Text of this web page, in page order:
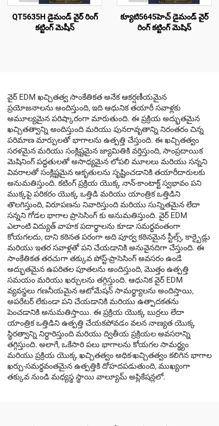
QT5635H డైమండ్ వైర్ రింగ్
కట్టింగ్ మెషీన్
క్యూటి5645హెచ్ డైమండ్ వైర్
రింగ్ కట్టింగ్ మెషిన్
వైర్ EDM ఖచ్చితత్వ సాంకేతికత అనేక ఆకర్షణీయమైన
ప్రయోజనాలను అందిస్తుంది, ఇది ఆధునిక తయారీ సవాళ్లకు
అమూల్యమైన పరిష్కారంగా మారుతుంది. ఈ ప్రక్రియ అద్భుతమైన
ఖచ్చితత్వాన్ని అందిస్తుంది మరియు పునరావృతాన్ని నిరంతరం చిన్న
పరిమాణ మార్పులతో భాగాలను ఉత్పత్తి చేస్తుంది. ఈ ఖచ్చితత్వం
సరళమైన మరియు సంక్లిష్టమైన జ్యామితికి వర్తిస్తుంది, సాంప్రదాయిక
మెషినింగ్ పద్ధతులతో అసాధ్యమైన లోపలి మూలలు మరియు సన్నని
వివరాలతో సంక్లిష్టమైన ఆకృతులను సృష్టించడానికి తయారీదారులకు
అనుమతిస్తుంది. కటింగ్ ప్రక్రియ యొక్క నాన్-కాంటాక్ట్ స్వభావం పని
ముక్కపై పరికరం యొక్క ఒత్తిడి మరియు యాంత్రిక ఒత్తిడిని
తొలగిస్తుంది, విరూపణను నివారిస్తుంది మరియు సున్నితమైన లేదా
సన్నని గోడల భాగాల ప్రాసెసింగ్ కు అనుమతిస్తుంది. వైర్ EDM
ఎలాంటి విద్యుత్ వాహక పదార్థాలను కూడా సమర్థవంతంగా
కోయగలదు, దాని కఠినత పరంగా అది పూర్వ కఠినమైన స్టీల్స్, కార్బైడ్లు
మరియు ఇతర సవాళ్లతో పని చేయడానికి అనువైనదిగా చేస్తుంది. ఈ
సాంకేతికత తరచుగా తక్కువ పోస్ట్-ప్రాసెసింగ్ అవసరం ఉండే
అద్భుతమైన ఉపరితల పూతలను అందిస్తుంది, మొత్తం ఉత్పత్తి
సమయం మరియు ఖర్చులను తగ్గిస్తుంది. ఆధునిక వైర్ EDM
వ్యవస్థలు గణనీయమైన ఆటోమేషన్ సామర్థ్యాలను అందిస్తాయి,
అపరేటర్ లేకుండా పని చేయడానికి మరియు ఉత్పాదకతను
పెంచడానికి అనుమతిస్తాయి. ఈ ప్రక్రియ యొక్క బుర్రలు లేదా
యాంత్రిక ఒత్తిడిని ఉత్పత్తి చేయకపోవడం వలన నాణ్యత యొక్క
స్థిరత్వాన్ని నిర్ధారిస్తుంది మరియు ద్వితీయ ప్రక్రియల అవసరాన్ని
తగ్గిస్తుంది. అలాగే, ఒకేసారి పలు భాగాలను కోయగల సామర్థ్యం
మరియు ప్రక్రియ యొక్క ఖచ్చితత్వం అధిక-ఖచ్చితత్వం కలిగిన భాగాల
ఖర్చు-సమర్థవంతమైన ఉత్పత్తికి దోహదపడుతుంది, ముఖ్యంగా
తక్కువ నుండి మధ్యస్థ స్థాయి వాల్యూమ్ అప్లికేషన్లలో.